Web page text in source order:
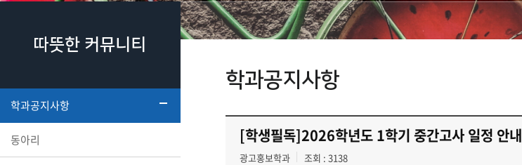
따뜻한 커뮤니티
학과공지사항
동아리
학과공지사항
[학생필독]2026학년도 1학기 중간고사 일정 안내
광고홍보학과 조회 : 3138